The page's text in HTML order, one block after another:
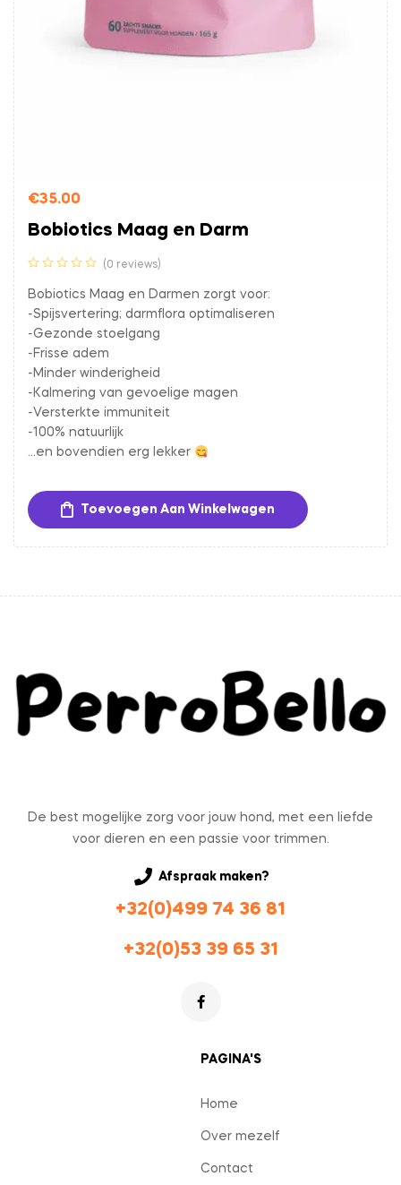
€35.00
Bobiotics Maag en Darm
(0 reviews)
Bobiotics Maag en Darmen zorgt voor:
-Spijsvertering; darmflora optimaliseren
-Gezonde stoelgang
-Frisse adem
-Minder winderigheid
-Kalmering van gevoelige magen
-Versterkte immuniteit
-100% natuurlijk
…en bovendien erg lekker
Toevoegen Aan Winkelwagen
De best mogelijke zorg voor jouw hond, met een liefde
voor dieren en een passie voor trimmen.
Afspraak maken?
+32(0)499 74 36 81
+32(0)53 39 65 31
PAGINA'S
Home
Over mezelf
Contact